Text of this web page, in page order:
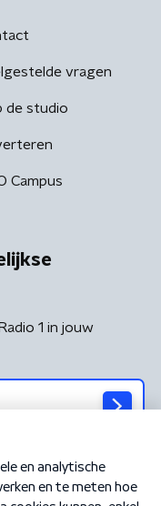
vragen
de studio
Campus
1 in jouw